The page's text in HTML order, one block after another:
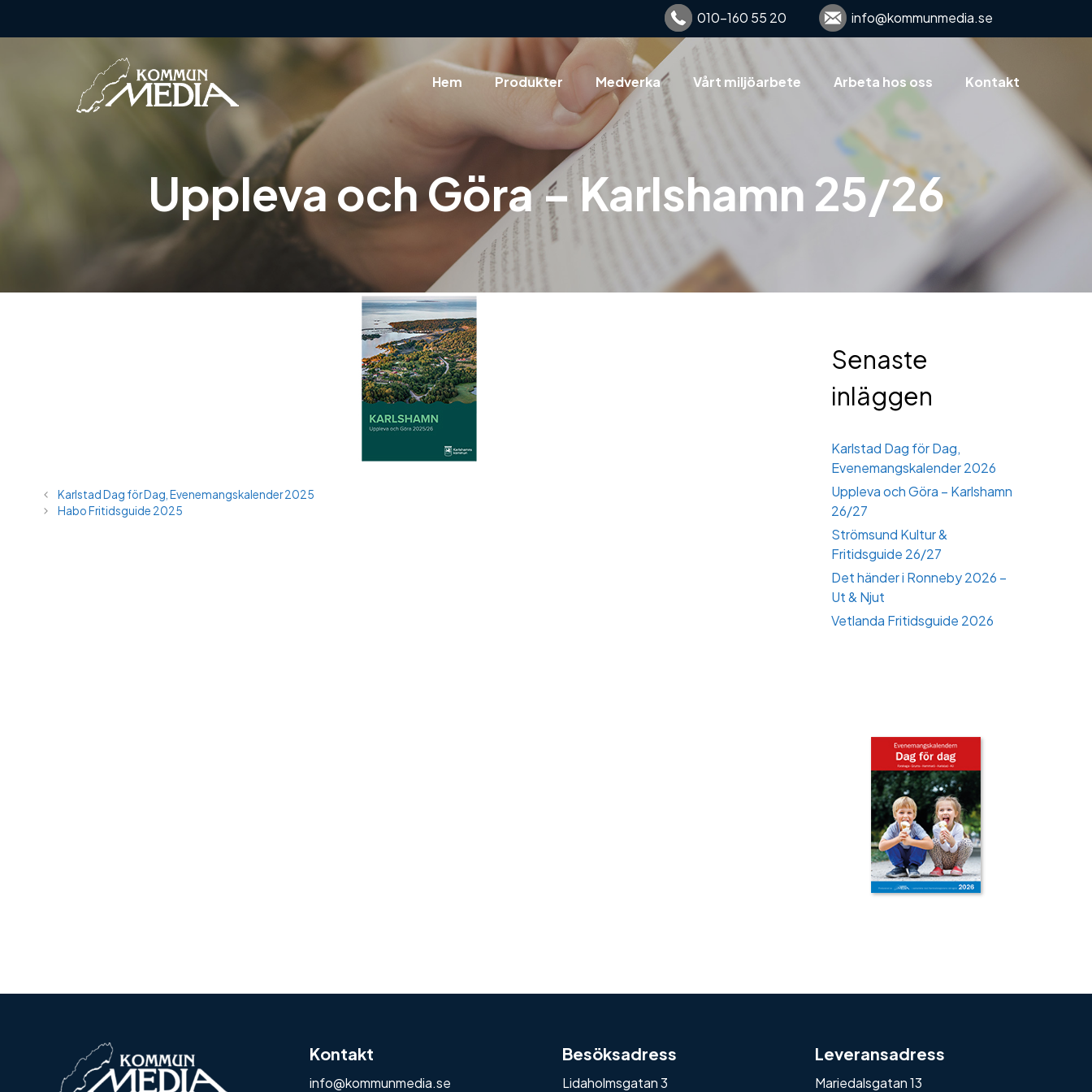
info@kommunmedia.se
010-160 55 20
Hem Produkter Medverka Vårt miljöarbete Arbeta hos oss Kontakt
Uppleva och Göra – Karlshamn 25/26
Karlstad Dag för Dag, Evenemangskalender 2025
Habo Fritidsguide 2025
Senaste
inläggen
Karlstad Dag för Dag,
Evenemangskalender 2026
Uppleva och Göra – Karlshamn
26/27
Strömsund Kultur &
Fritidsguide 26/27
Det händer i Ronneby 2026 –
Ut & Njut
Vetlanda Fritidsguide 2026
Kontakt
info@kommunmedia.se
Besöksadress
Lidaholmsgatan 3
Leveransadress
Mariedalsgatan 13